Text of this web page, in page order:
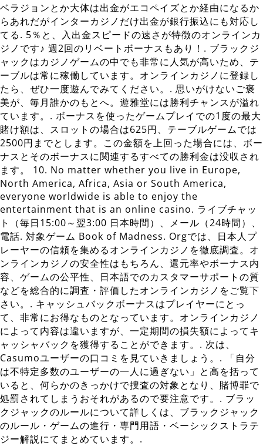
ベラジョンとか大体は出金がエコペイズとか経由になるか
らあれだがインターカジノだけ出金が銀行振込にも対応し
てる. 5％と、入出金スピードの速さが特徴のオンラインカ
ジノです♪ 週2回のリベートボーナスもあり！. ブラックジ
ャックはカジノゲームの中でも非常に人気が高いため、テ
ーブルは常に稼働しています。オンラインカジノに登録し
たら、ぜひ一度遊んでみてください。. 思いがけないご褒
美が、毎月誰かのもとへ。遊雅堂には勝利チャンスが溢れ
ています。. ボーナスを使ったゲームプレイでの1度の最大
賭け額は、スロットの場合は625円、テーブルゲームでは
2500円までとします。この金額を上回った場合には、ボー
ナスとそのボーナスに関連するすべての勝利金は没収され
ます。 10. No matter whether you live in Europe,
North America, Africa, Asia or South America,
everyone worldwide is able to enjoy the
entertainment that is an online casino. ライブチャッ
ト（毎日15:00～翌3:00 日本時間）、メール（24時間）、
電話. 対象ゲーム Book of Madness. Orgでは、日本人プ
レーヤーの信頼を集めるオンラインカジノを徹底調査。オ
ンラインカジノの安全性はもちろん、還元率やボーナス内
容、ゲームの公平性、日本語でのカスタマーサポートの質
などを総合的に調査・評価したオンラインカジノをご覧下
さい。. キャッシュバックボーナスはプレイヤーにとっ
て、非常にお得なものとなっています。オンラインカジノ
によって内容は違いますが、一定期間の損失額によってキ
ャッシャバックを獲得することができます。. 次は、
Casumoユーザーの口コミを見ていきましょう。. 「自分
は不特定多数のユーザーの一人に過ぎない」と高を括って
いると、何らかのきっかけで捜査の対象となり、賭博罪で
処罰されてしまうおそれがあるので要注意です。. ブラッ
クジャックのルールについて詳しくは、ブラックジャック
のルール・ゲームの進行・専門用語・ベーシックストラテ
ジー解説にてまとめています。.